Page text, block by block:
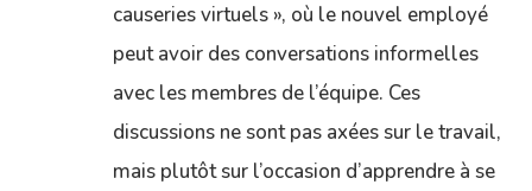
causeries virtuels », où le nouvel employé
peut avoir des conversations informelles
avec les membres de l’équipe. Ces
discussions ne sont pas axées sur le travail,
mais plutôt sur l’occasion d’apprendre à se